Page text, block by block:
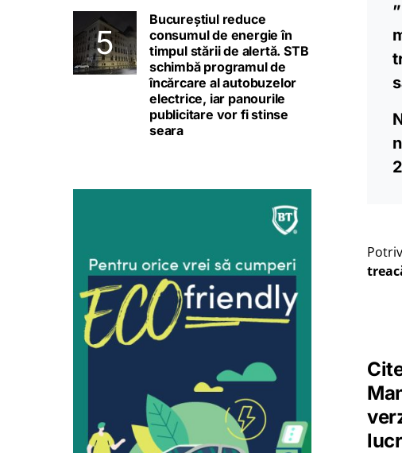
Bucureștiul reduce
consumul de energie în
timpul stării de alertă. STB
schimbă programul de
încărcare al autobuzelor
electrice, iar panourile
publicitare vor fi stinse
seara